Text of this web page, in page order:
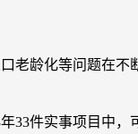
老龄化等问题在
33件实事项目中，